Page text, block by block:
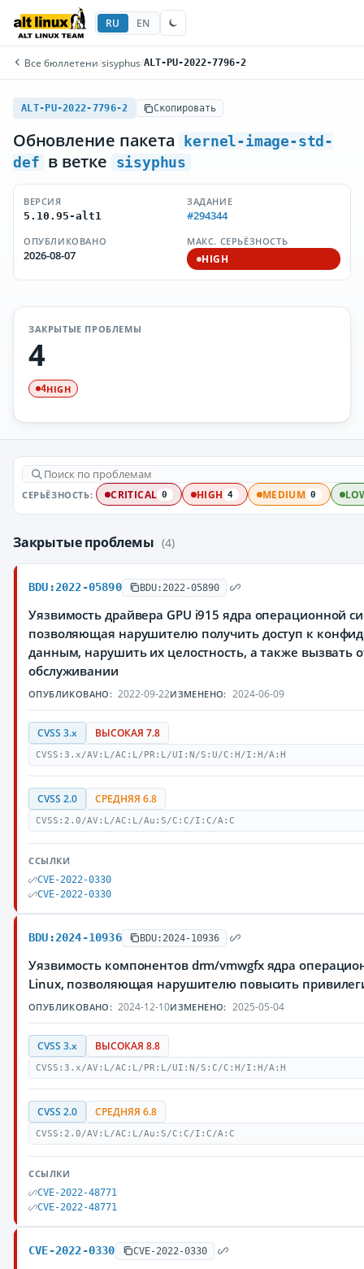
RU EN
Все бюллетени/sisyphus/ALT-PU-2022-7796-2
ALT-PU-2022-7796-2 Скопировать
Обновление пакета
kernel-image-std-
def в ветке sisyphus
ВЕРСИЯ
5.10.95-alt1
ЗАДАНИЕ
#294344
ОПУБЛИКОВАНО
2026-08-07
МАКС. СЕРЬЁЗНОСТЬ
HIGH
ЗАКРЫТЫЕ ПРОБЛЕМЫ
4
4HIGH
СЕРЬЁЗНОСТЬ: CRITICAL 0 HIGH 4 MEDIUM 0
Закрытые проблемы (4)
BDU:2022-05890 BDU:2022-05890
Уязвимость драйвера GPU i915 ядра операционной
позволяющая нарушителю получить доступ к
данным, нарушить их целостность, а также вызвать
обслуживании
ОПУБЛИКОВАНО: 2022-09-22ИЗМЕНЕНО: 2024-06-09
CVSS 3.x ВЫСОКАЯ 7.8
CVSS:3.x/AV:L/AC:L/PR:L/UI:N/S:U/C:H/I:H/A:H
CVSS 2.0 СРЕДНЯЯ 6.8
CVSS:2.0/AV:L/AC:L/Au:S/C:C/I:C/A:C
ССЫЛКИ
CVE-2022-0330
CVE-2022-0330
BDU:2024-10936 BDU:2024-10936
Уязвимость компонентов drm/vmwgfx ядра
Linux, позволяющая нарушителю повысить
ОПУБЛИКОВАНО: 2024-12-10ИЗМЕНЕНО: 2025-05-04
CVSS 3.x ВЫСОКАЯ 8.8
CVSS:3.x/AV:L/AC:L/PR:L/UI:N/S:C/C:H/I:H/A:H
CVSS 2.0 СРЕДНЯЯ 6.8
CVSS:2.0/AV:L/AC:L/Au:S/C:C/I:C/A:C
ССЫЛКИ
CVE-2022-48771
CVE-2022-48771
CVE-2022-0330 CVE-2022-0330